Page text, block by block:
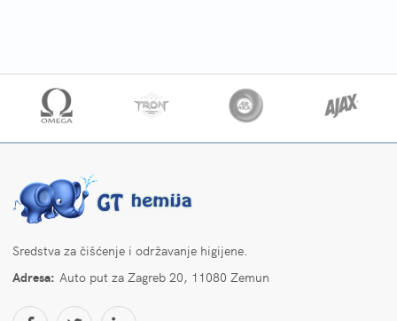
Sredstva za čišćenje i održavanje higijene.
Adresa: Auto put za Zagreb 20, 11080 Zemun